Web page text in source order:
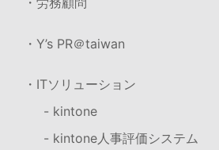
・Y’s PR＠taiwan
・ITソリューション
- kintone
- kintone人事評価システム